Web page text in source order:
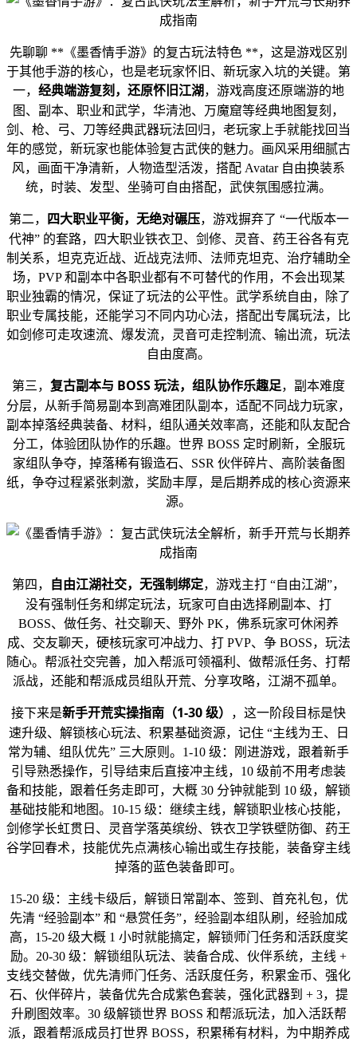
先聊聊 **《墨香情手游》的复古玩法特色 **，这是游戏区别
于其他手游的核心，也是老玩家怀旧、新玩家入坑的关键。第
一， 经典端游复刻，还原怀旧江湖，游戏高度还原端游的地
图、副本、职业和武学，华清池、万魔窟等经典地图复刻，
剑、枪、弓、刀等经典武器玩法回归，老玩家上手就能找回当
年的感觉，新玩家也能体验复古武侠的魅力。画风采用细腻古
风，画面干净清新，人物造型活泼，搭配 Avatar 自由换装系
统，时装、发型、坐骑可自由搭配，武侠氛围感拉满。
第二， 四大职业平衡，无绝对碾压，游戏摒弃了 “一代版本一
代神” 的套路，四大职业铁衣卫、剑修、灵音、药王谷各有克
制关系，坦克克近战、近战克法师、法师克坦克、治疗辅助全
场，PVP 和副本中各职业都有不可替代的作用，不会出现某
职业独霸的情况，保证了玩法的公平性。武学系统自由，除了
职业专属技能，还能学习不同内功心法，搭配出专属玩法，比
如剑修可走攻速流、爆发流，灵音可走控制流、输出流，玩法
自由度高。
第三， 复古副本与 BOSS 玩法，组队协作乐趣足，副本难度
分层，从新手简易副本到高难团队副本，适配不同战力玩家，
副本掉落经典装备、材料，组队通关效率高，还能和队友配合
分工，体验团队协作的乐趣。世界 BOSS 定时刷新，全服玩
家组队争夺，掉落稀有锻造石、SSR 伙伴碎片、高阶装备图
纸，争夺过程紧张刺激，奖励丰厚，是后期养成的核心资源来
源。
第四， 自由江湖社交，无强制绑定，游戏主打 “自由江湖”，
没有强制任务和绑定玩法，玩家可自由选择刷副本、打
BOSS、做任务、社交聊天、野外 PK，佛系玩家可休闲养
成、交友聊天，硬核玩家可冲战力、打 PVP、争 BOSS，玩法
随心。帮派社交完善，加入帮派可领福利、做帮派任务、打帮
派战，还能和帮派成员组队开荒、分享攻略，江湖不孤单。
接下来是新手开荒实操指南（1-30 级）
，这一阶段目标是快
速升级、解锁核心玩法、积累基础资源，记住 “主线为王、日
常为辅、组队优先” 三大原则。1-10 级：刚进游戏，跟着新手
引导熟悉操作，引导结束后直接冲主线，10 级前不用考虑装
备和技能，跟着任务走即可，大概 30 分钟就能到 10 级，解锁
基础技能和地图。10-15 级：继续主线，解锁职业核心技能，
剑修学长虹贯日、灵音学落英缤纷、铁衣卫学铁壁防御、药王
谷学回春术，技能优先点满核心输出或生存技能，装备穿主线
掉落的蓝色装备即可。
15-20 级：主线卡级后，解锁日常副本、签到、首充礼包，优
先清 “经验副本” 和 “悬赏任务”，经验副本组队刷，经验加成
高，15-20 级大概 1 小时就能搞定，解锁师门任务和活跃度奖
励。20-30 级：解锁组队玩法、装备合成、伙伴系统，主线 +
支线交替做，优先清师门任务、活跃度任务，积累金币、强化
石、伙伴碎片，装备优先合成紫色套装，强化武器到 + 3，提
升刷图效率。30 级解锁世界 BOSS 和帮派玩法，加入活跃帮
派，跟着帮派成员打世界 BOSS，积累稀有材料，为中期养成